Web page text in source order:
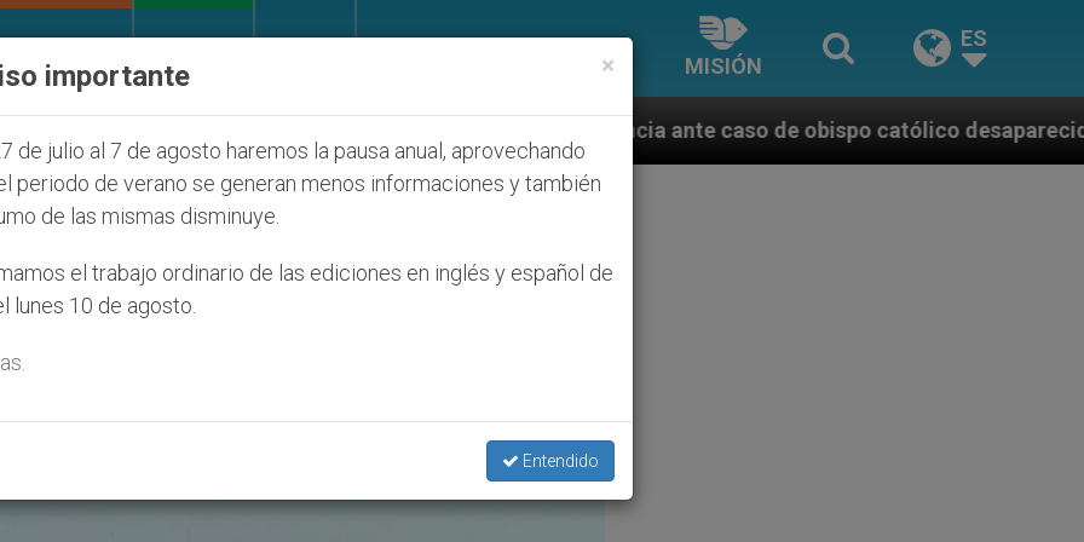
MISIÓN
ES
Seúl 2027 ONU se pronuncia ante caso de obispo católico desaparecido por la dictadura
×
importante
de julio al 7 de agosto haremos la pausa anual, aprovechando
periodo de verano se generan menos informaciones y también
de las mismas disminuye.
el trabajo ordinario de las ediciones en inglés y español de
lunes 10 de agosto.
Entendido